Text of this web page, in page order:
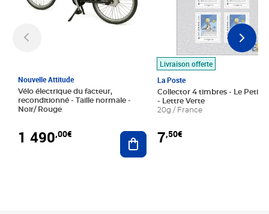
Nouvelle Attitude
Vélo électrique du facteur,
reconditionné - Taille normale -
Noir/ Rouge
1 490,00€ Ajouter au panier
Livraison offerte
La Poste
Collector 4 timbres - Le Petit
- Lettre Verte
20g / France
7,50€